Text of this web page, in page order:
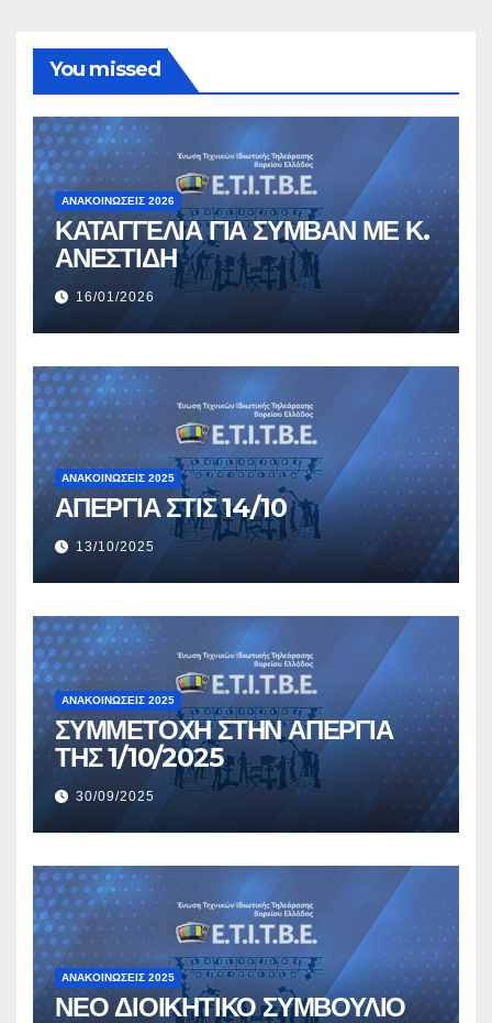
You missed
ΑΝΑΚΟΙΝΏΣΕΙΣ 2026
ΚΑΤΑΓΓΕΛΙΑ ΓΙΑ ΣΥΜΒΑΝ ΜΕ Κ.
ΑΝΕΣΤΙΔΗ
16/01/2026
ΑΝΑΚΟΙΝΏΣΕΙΣ 2025
ΑΠΕΡΓΙΑ ΣΤΙΣ 14/10
13/10/2025
ΑΝΑΚΟΙΝΏΣΕΙΣ 2025
ΣΥΜΜΕΤΟΧΗ ΣΤΗΝ ΑΠΕΡΓΙΑ
ΤΗΣ 1/10/2025
30/09/2025
ΑΝΑΚΟΙΝΏΣΕΙΣ 2025
ΝΕΟ ΔΙΟΙΚΗΤΙΚΟ ΣΥΜΒΟΥΛΙΟ